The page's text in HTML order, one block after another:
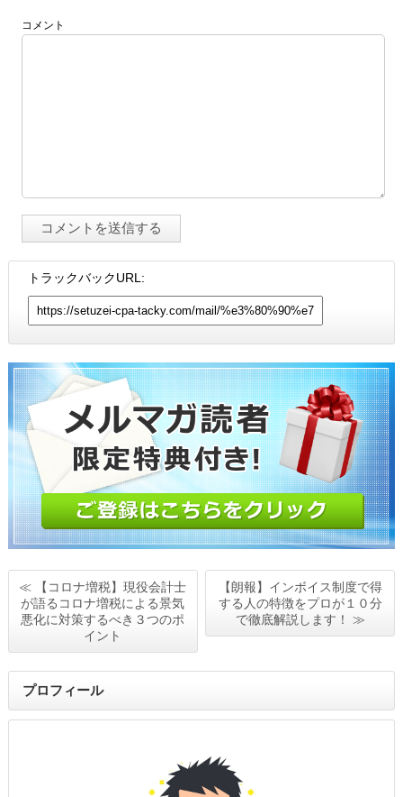
コメント
トラックバックURL:
≪ 【コロナ増税】現役会計士
が語るコロナ増税による景気
悪化に対策するべき３つのポ
イント
【朗報】インボイス制度で得
する人の特徴をプロが１０分
で徹底解説します！ ≫
プロフィール